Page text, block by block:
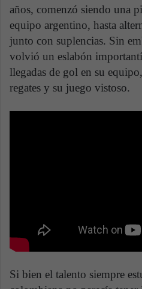
años, comenzó siendo una
equipo argentino, hasta
junto con suplencias. Sin
volvió un eslabón
llegadas de gol en su
regates y su juego vistoso.
Si bien el talento siempre